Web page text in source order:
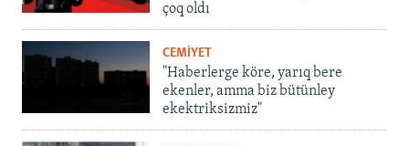
çoq oldı
CEMİYET
"Haberlerge köre, yarıq bere
ekenler, amma biz bütünley
ekektriksizmiz"